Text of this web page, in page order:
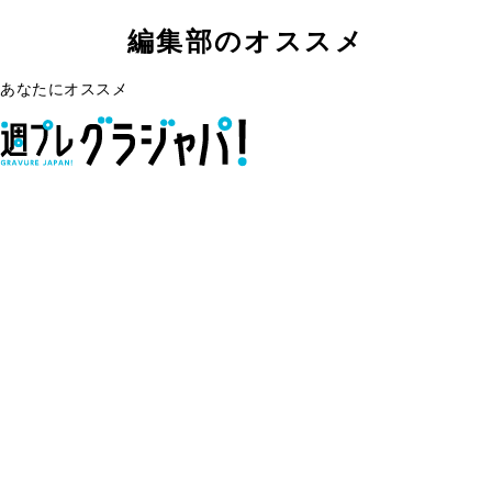
編集部のオススメ
あなたにオススメ